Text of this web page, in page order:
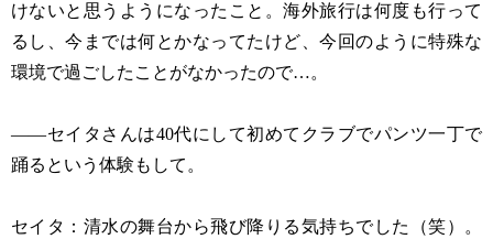
けないと思うようになったこと。海外旅行は何度も行って
るし、今までは何とかなってたけど、今回のように特殊な
環境で過ごしたことがなかったので…。
——セイタさんは40代にして初めてクラブでパンツ一丁で
踊るという体験もして。
セイタ：清水の舞台から飛び降りる気持ちでした（笑）。